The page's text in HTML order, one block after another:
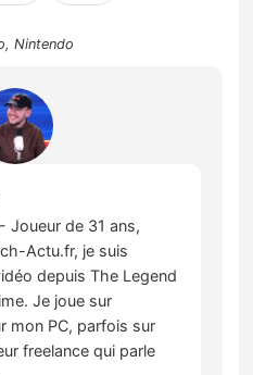
,Nintendo
Joueur de 31 ans,
Actu.fr, je suis
depuis The Legend
Je joue sur
mon PC, parfois sur
freelance qui parle